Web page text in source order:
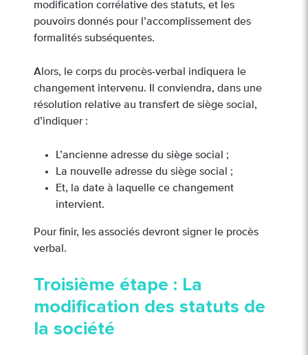
modification corrélative des statuts, et les
pouvoirs donnés pour l’accomplissement des
formalités subséquentes.
Alors, le corps du procès-verbal indiquera le
changement intervenu. Il conviendra, dans une
résolution relative au transfert de siège social,
d’indiquer :
L’ancienne adresse du siège social ;
La nouvelle adresse du siège social ;
Et, la date à laquelle ce changement
intervient.
Pour finir, les associés devront signer le procès
verbal.
Troisième étape : La
modification des statuts de
la société